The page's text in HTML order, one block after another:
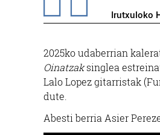
Irutxuloko
2025ko udaberrian
Oinatzaksinglea
Lalo Lopez gitarristak
dute.
Abesti berria Asier